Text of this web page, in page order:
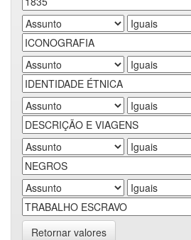
Retornar valores